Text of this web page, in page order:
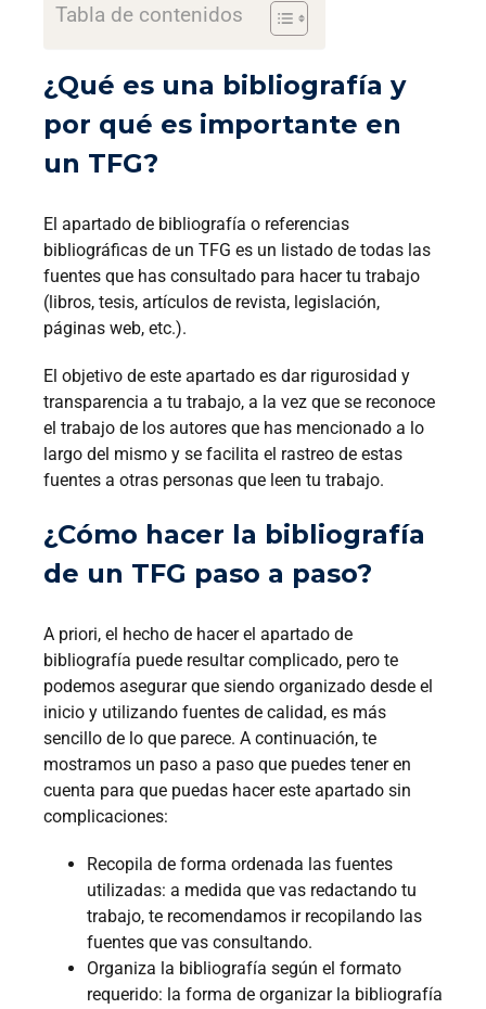
Tabla de contenidos
¿Qué es una bibliografía y
por qué es importante en
un TFG?
El apartado de bibliografía o referencias
bibliográficas de un TFG es un listado de todas las
fuentes que has consultado para hacer tu trabajo
(libros, tesis, artículos de revista, legislación,
páginas web, etc.).
El objetivo de este apartado es dar rigurosidad y
transparencia a tu trabajo, a la vez que se reconoce
el trabajo de los autores que has mencionado a lo
largo del mismo y se facilita el rastreo de estas
fuentes a otras personas que leen tu trabajo.
¿Cómo hacer la bibliografía
de un TFG paso a paso?
A priori, el hecho de hacer el apartado de
bibliografía puede resultar complicado, pero te
podemos asegurar que siendo organizado desde el
inicio y utilizando fuentes de calidad, es más
sencillo de lo que parece. A continuación, te
mostramos un paso a paso que puedes tener en
cuenta para que puedas hacer este apartado sin
complicaciones:
Recopila de forma ordenada las fuentes
utilizadas: a medida que vas redactando tu
trabajo, te recomendamos ir recopilando las
fuentes que vas consultando.
Organiza la bibliografía según el formato
requerido: la forma de organizar la bibliografía